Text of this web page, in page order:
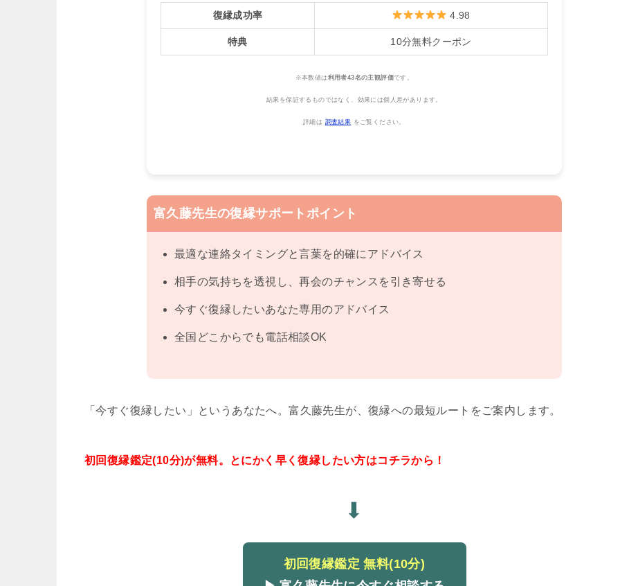
復縁成功率 4.98
特典 10分無料クーポン
※本数値は 利用者43名の主観評価です。
結果を保証するものではなく、効果には個人差があります。
詳細は 調査結果 をご覧ください。
富久藤先生の復縁サポートポイント
最適な連絡タイミングと言葉を的確にアドバイス
相手の気持ちを透視し、再会のチャンスを引き寄せる
今すぐ復縁したいあなた専用のアドバイス
全国どこからでも電話相談OK
「今すぐ復縁したい」というあなたへ。富久藤先生が、復縁への最短ルートをご案内します。
初回復縁鑑定(10分)が無料。とにかく早く復縁したい方はコチラから！
⬇
初回復縁鑑定 無料(10分)